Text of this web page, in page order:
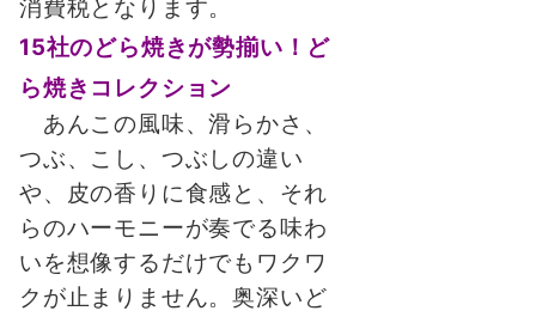
消費税となります。
15社のどら焼きが勢揃い！ど
ら焼きコレクション
あんこの風味、滑らかさ、
つぶ、こし、つぶしの違い
や、皮の香りに食感と、それ
らのハーモニーが奏でる味わ
いを想像するだけでもワクワ
クが止まりません。奥深いど